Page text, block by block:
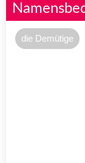
die Demütige